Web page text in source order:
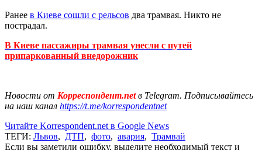
Ранее в Киеве сошли с рельсов два трамвая. Никто не
пострадал.
В Киеве пассажиры трамвая унесли с путей
припаркованный внедорожник
Новости от Корреспондент.netв Telegram. Подписывайтесь
на наш канал https://t.me/korrespondentnet
Читайте Korrespondent.net в Google News
ТЕГИ: Львов, ДТП, фото, авария, Трамвай
Если вы заметили ошибку, выделите необходимый текст и